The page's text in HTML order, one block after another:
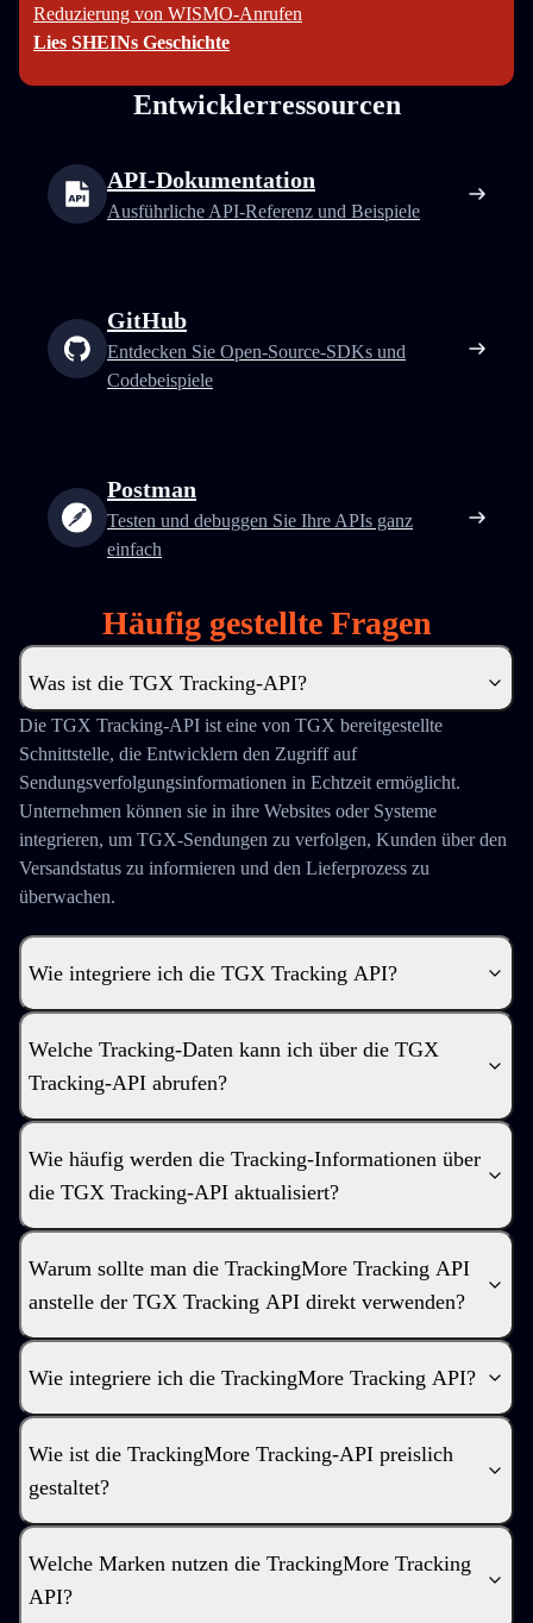
Reduzierung von WISMO-Anrufen
Lies SHEINs Geschichte
Entwicklerressourcen
API-Dokumentation
Ausführliche API-Referenz und Beispiele
GitHub
Entdecken Sie Open-Source-SDKs und
Codebeispiele
Postman
Testen und debuggen Sie Ihre APIs ganz
einfach
Häufig gestellte Fragen
Was ist die TGX Tracking-API?
Die TGX Tracking-API ist eine von TGX bereitgestellte
Schnittstelle, die Entwicklern den Zugriff auf
Sendungsverfolgungsinformationen in Echtzeit ermöglicht.
Unternehmen können sie in ihre Websites oder Systeme
integrieren, um TGX-Sendungen zu verfolgen, Kunden über den
Versandstatus zu informieren und den Lieferprozess zu
überwachen.
Wie integriere ich die TGX Tracking API?
Welche Tracking-Daten kann ich über die TGX
Tracking-API abrufen?
Wie häufig werden die Tracking-Informationen über
die TGX Tracking-API aktualisiert?
Warum sollte man die TrackingMore Tracking API
anstelle der TGX Tracking API direkt verwenden?
Wie integriere ich die TrackingMore Tracking API?
Wie ist die TrackingMore Tracking-API preislich
gestaltet?
Welche Marken nutzen die TrackingMore Tracking
API?